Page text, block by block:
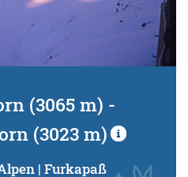
(3065 m) -
(3023 m)
| Furkapaß